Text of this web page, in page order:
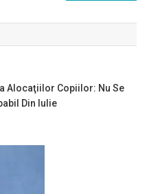
Alocaţiilor Copiilor: Nu Se
Din Iulie